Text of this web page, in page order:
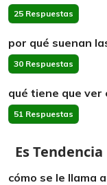
25 Respuestas
por qué suenan
30 Respuestas
qué tiene que ver
51 Respuestas
Es Tendencia
cómo se le llama